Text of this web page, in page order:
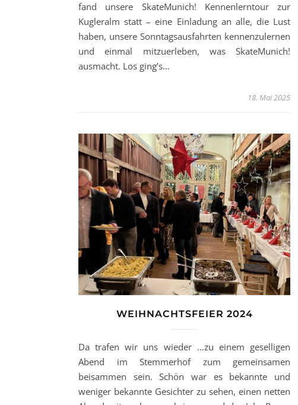
fand unsere SkateMunich! Kennenlerntour zur
Kugleralm statt – eine Einladung an alle, die Lust
haben, unsere Sonntagsausfahrten kennenzulernen
und einmal mitzuerleben, was SkateMunich!
ausmacht. Los ging’s…
18. Mai 2025
WEIHNACHTSFEIER 2024
Da trafen wir uns wieder …zu einem geselligen
Abend im Stemmerhof zum gemeinsamen
beisammen sein. Schön war es bekannte und
weniger bekannte Gesichter zu sehen, einen netten